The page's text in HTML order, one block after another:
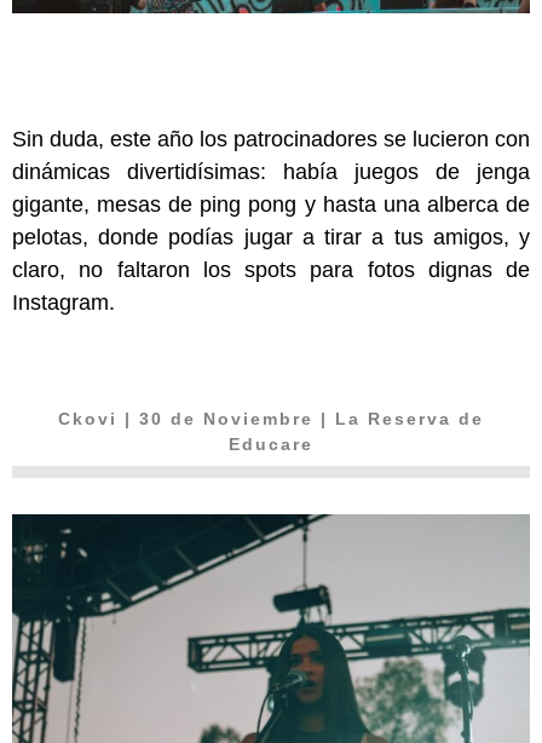
Sin duda, este año los patrocinadores se lucieron con
dinámicas divertidísimas: había juegos de jenga
gigante, mesas de ping pong y hasta una alberca de
pelotas, donde podías jugar a tirar a tus amigos, y
claro, no faltaron los spots para fotos dignas de
Instagram.
Ckovi | 30 de Noviembre | La Reserva de
Educare